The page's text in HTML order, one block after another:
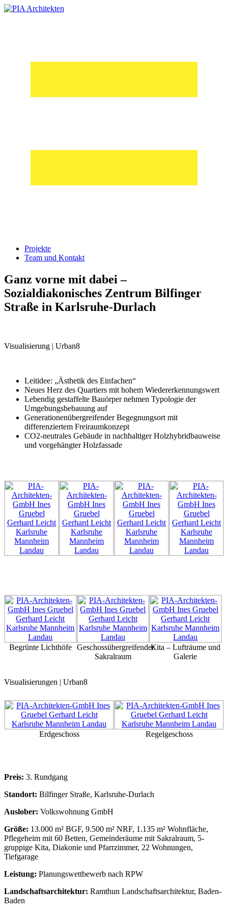
Projekte
Team und Kontakt
Ganz vorne mit dabei –
Sozialdiakonisches Zentrum Bilfinger
Straße in Karlsruhe-Durlach
Visualisierung | Urban8
Leitidee: „Ästhetik des Einfachen“
Neues Herz des Quartiers mit hohem Wiedererkennungswert
Lebendig gestaffelte Bauörper nehmen Typologie der
Umgebungsbebauung auf
Generationenübergreifender Begegnungsort mit
differenziertem Freiraumkonzept
CO2-neutrales Gebäude in nachhaltiger Holzhybridbauweise
und vorgehängter Holzfassade
Begrünte Lichthöfe
Geschossübergreifender
Sakralraum
Kita – Lufträume und
Galerie
Visualisierungen | Urban8
Erdgeschoss Regelgeschoss
Preis: 3. Rundgang
Standort: Bilfinger Straße, Karlsruhe-Durlach
Auslober: Volkswohnung GmbH
Größe: 13.000 m² BGF, 9.500 m² NRF, 1.135 m² Wohnfläche,
Pflegeheim mit 60 Betten, Gemeinderäume mit Sakralraum, 5-
gruppige Kita, Diakonie und Pfarrzimmer, 22 Wohnungen,
Tiefgarage
Leistung: Planungswettbewerb nach RPW
Landschaftsarchitektur: Ramthun Landschaftsarchitektur, Baden-
Baden